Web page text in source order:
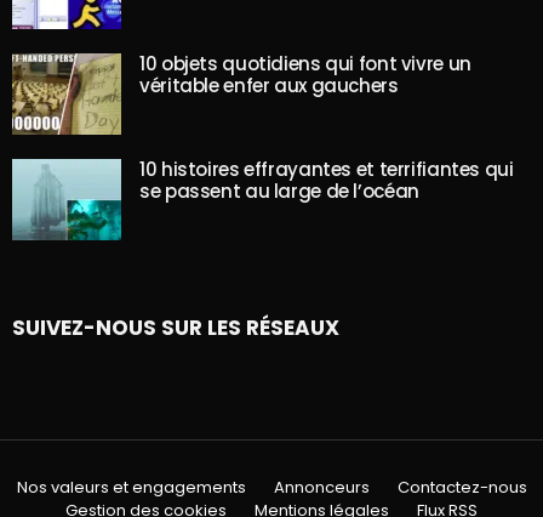
10 objets quotidiens qui font vivre un
véritable enfer aux gauchers
10 histoires effrayantes et terrifiantes qui
se passent au large de l’océan
SUIVEZ-NOUS SUR LES RÉSEAUX
Nos valeurs et engagements Annonceurs
Contactez-nous
Gestion des cookies
Mentions légales Flux RSS